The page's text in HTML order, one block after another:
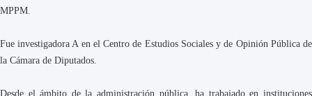
MPPM.
Fue investigadora A en el Centro de Estudios Sociales y de Opinión Pública de
la Cámara de Diputados.
Desde el ámbito de la administración pública, ha trabajado en instituciones